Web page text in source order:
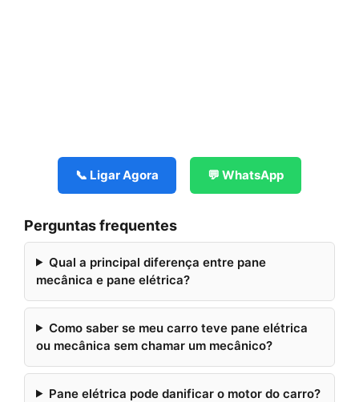
📞 Ligar Agora 💬 WhatsApp
Perguntas frequentes
Qual a principal diferença entre pane
mecânica e pane elétrica?
Como saber se meu carro teve pane elétrica
ou mecânica sem chamar um mecânico?
Pane elétrica pode danificar o motor do carro?